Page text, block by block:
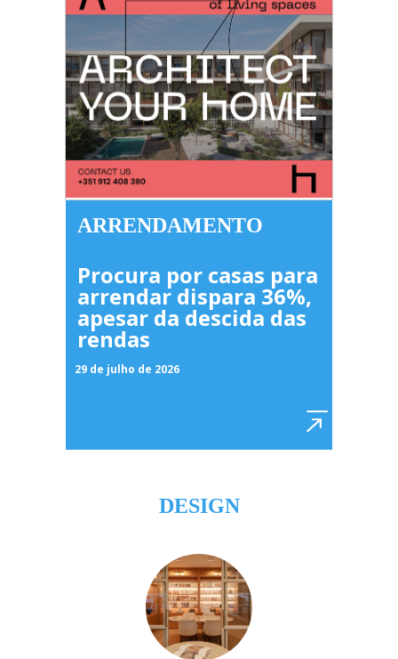
ARRENDAMENTO
Procura por casas para
arrendar dispara 36%,
apesar da descida das
rendas
29 de julho de 2026
DESIGN